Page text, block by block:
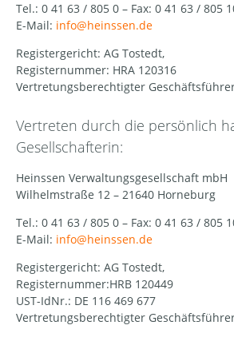
Tel.: 0 41 63 / 805 0 – Fax: 0 41 63 / 805
E-Mail: info@heinssen.de
Registergericht: AG Tostedt,
Registernummer: HRA 120316
Vertretungsberechtigter
Vertreten durch die persönlich
Gesellschafterin:
Heinssen Verwaltungsgesellschaft mbH
Wilhelmstraße 12 – 21640 Horneburg
Tel.: 0 41 63 / 805 0 – Fax: 0 41 63 / 805
E-Mail: info@heinssen.de
Registergericht: AG Tostedt,
Registernummer:HRB 120449
UST-IdNr.: DE 116 469 677
Vertretungsberechtigter